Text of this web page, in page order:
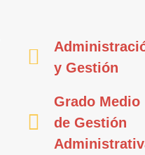
y Gestión
Grado Medio
de Gestión